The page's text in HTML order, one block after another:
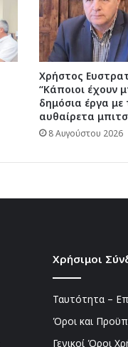
Χρήστος
“Κάποιοι έχουν
δημόσια έργα με
αυθαίρετα
8 Αυγούστου 2026
Χρήσιμοι
Ταυτότητα –
Όροι και
Γενικοί Όροι